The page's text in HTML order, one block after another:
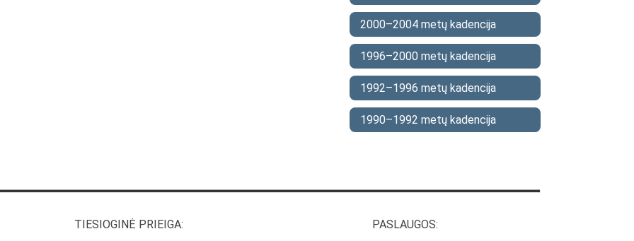
2000–2004 metų kadencija
1996–2000 metų kadencija
1992–1996 metų kadencija
1990–1992 metų kadencija
TIESIOGINĖ PRIEIGA: PASLAUGOS: